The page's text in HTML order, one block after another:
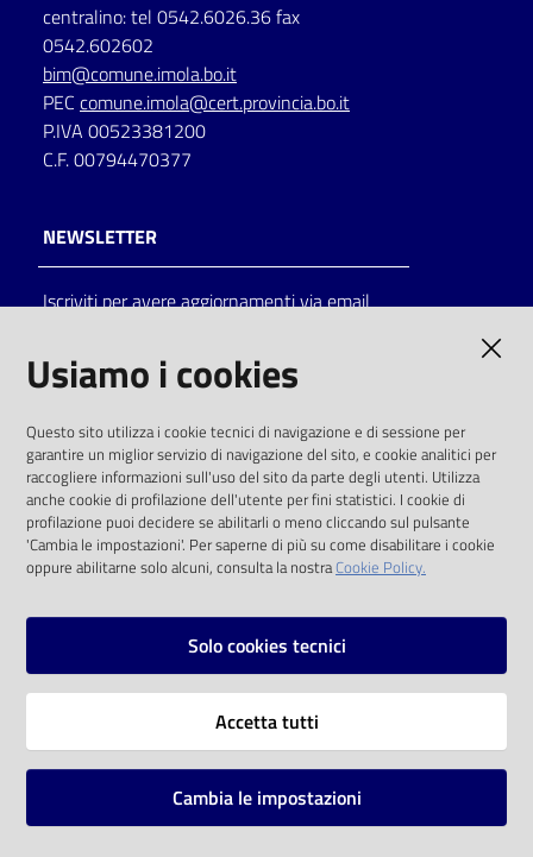
Seguici
su
Catalogo
on line
Eventi
Chiedi al
bibliotecario
centralino: tel 0542.6026.36 fax
0542.602602
bim@comune.imola.bo.it
PEC comune.imola@cert.provincia.bo.it
P.IVA 00523381200
C.F. 00794470377
NEWSLETTER
Iscriviti per avere aggiornamenti via email
solo alle condizioni previste dalla direttiva
comunitaria 2003/98/CE e dal d.lgs. 36/2006
SOCIAL
Instagram
Vai alla pagina
Mappa del sito
Usiamo i cookies
Questo sito utilizza i cookie tecnici di navigazione e di sessione per
garantire un miglior servizio di navigazione del sito, e cookie analitici per
raccogliere informazioni sull'uso del sito da parte degli utenti. Utilizza
anche cookie di profilazione dell'utente per fini statistici. I cookie di
profilazione puoi decidere se abilitarli o meno cliccando sul pulsante
'Cambia le impostazioni'. Per saperne di più su come disabilitare i cookie
oppure abilitarne solo alcuni, consulta la nostraCookie Policy.
Solo cookies tecnici
Accetta tutti
Cambia le impostazioni